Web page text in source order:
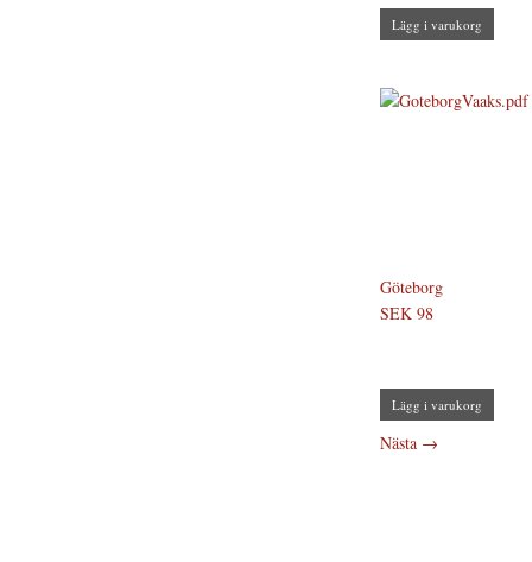
Lägg i varukorg
Göteborg
SEK 98
Lägg i varukorg
Nästa →